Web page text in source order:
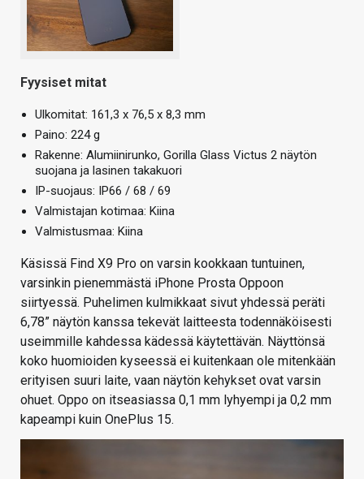
Fyysiset mitat
Ulkomitat: 161,3 x 76,5 x 8,3 mm
Paino: 224 g
Rakenne: Alumiinirunko, Gorilla Glass Victus 2 näytön
suojana ja lasinen takakuori
IP-suojaus: IP66 / 68 / 69
Valmistajan kotimaa: Kiina
Valmistusmaa: Kiina
Käsissä Find X9 Pro on varsin kookkaan tuntuinen,
varsinkin pienemmästä iPhone Prosta Oppoon
siirtyessä. Puhelimen kulmikkaat sivut yhdessä peräti
6,78” näytön kanssa tekevät laitteesta todennäköisesti
useimmille kahdessa kädessä käytettävän. Näyttönsä
koko huomioiden kyseessä ei kuitenkaan ole mitenkään
erityisen suuri laite, vaan näytön kehykset ovat varsin
ohuet. Oppo on itseasiassa 0,1 mm lyhyempi ja 0,2 mm
kapeampi kuin OnePlus 15.